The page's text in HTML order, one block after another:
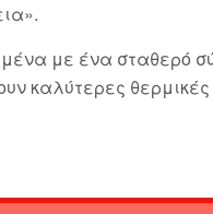
με ένα σταθερό
καλύτερες